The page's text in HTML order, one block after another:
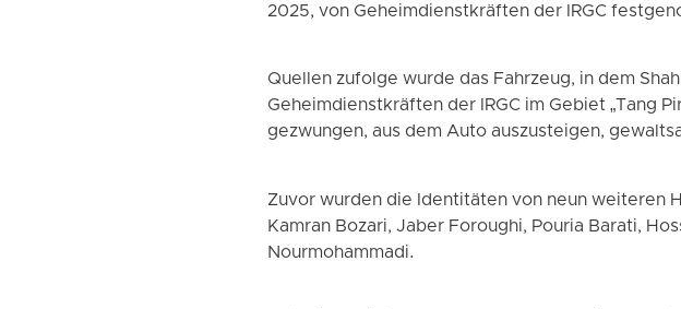
2025, von Geheimdienstkräften der IRGC
Quellen zufolge wurde das Fahrzeug, in dem
Geheimdienstkräften der IRGC im Gebiet „Tang
gezwungen, aus dem Auto auszusteigen,
Zuvor wurden die Identitäten von neun weiteren
Kamran Bozari, Jaber Foroughi, Pouria Barati,
Nourmohammadi.